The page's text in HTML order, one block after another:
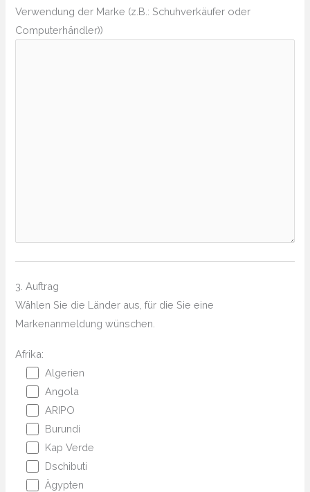
Verwendung der Marke (z.B.: Schuhverkäufer oder
Computerhändler))
3. Auftrag
Wählen Sie die Länder aus, für die Sie eine
Markenanmeldung wünschen.
Afrika:
Algerien
Angola
ARIPO
Burundi
Kap Verde
Dschibuti
Ägypten